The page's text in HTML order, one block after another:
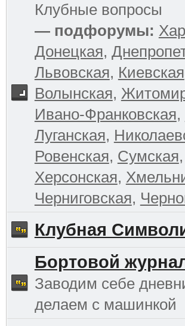
Клубные вопросы
— подфорумы:
Донецкая,
Львовская, Киевская
Волынская,
Ивано-Франковская,
Луганская,
Ровенская, Сумская,
Херсонская,
Черниговская,
Клубная
Бортовой
Заводим себе
делаем с машинкой